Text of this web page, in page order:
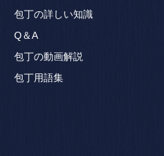
包丁の詳しい知識
Q＆A
包丁の動画解説
包丁用語集